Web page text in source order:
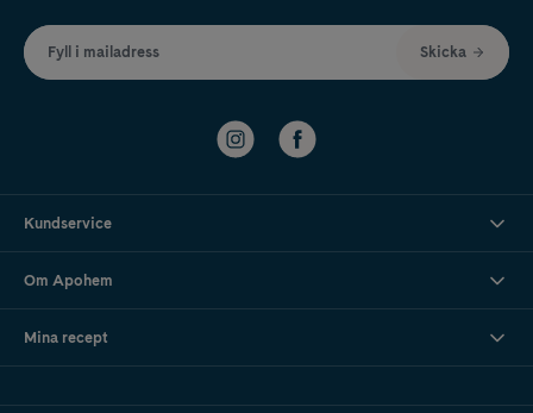
Fyll i mailadress Skicka
Kundservice
Om Apohem
Mina recept